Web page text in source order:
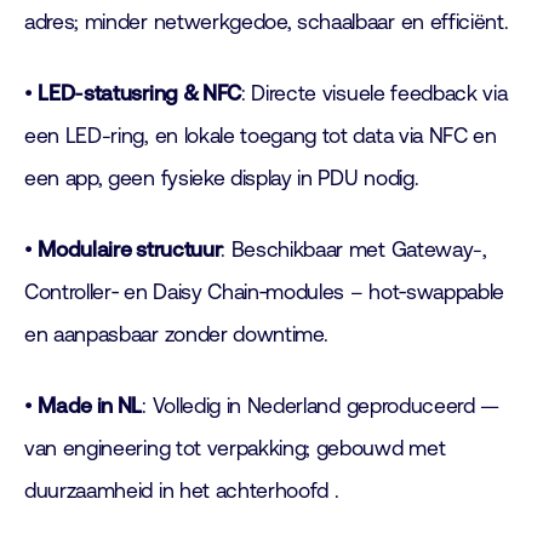
adres; minder netwerkgedoe, schaalbaar en efficiënt.
• LED‑statusring & NFC: Directe visuele feedback via
een LED-ring, en lokale toegang tot data via NFC en
een app, geen fysieke display in PDU nodig.
• Modulaire structuur: Beschikbaar met Gateway-,
Controller‑ en Daisy Chain‑modules – hot‑swappable
en aanpasbaar zonder downtime.
• Made in NL: Volledig in Nederland geproduceerd —
van engineering tot verpakking; gebouwd met
duurzaamheid in het achterhoofd .